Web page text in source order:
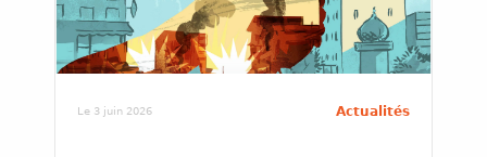
Le 3 juin 2026 Actualités